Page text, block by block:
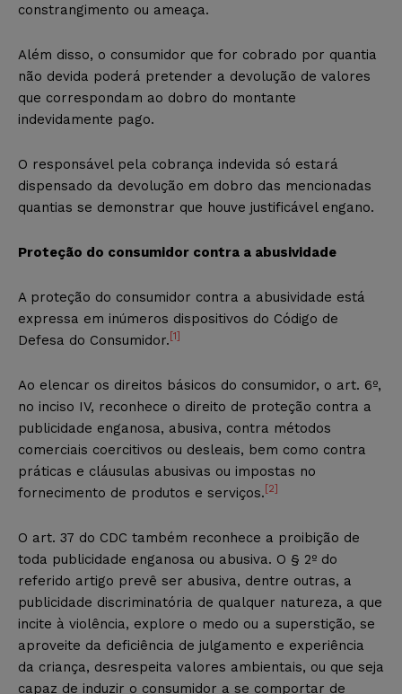
constrangimento ou ameaça.
Além disso, o consumidor que for cobrado por quantia
não devida poderá pretender a devolução de valores
que correspondam ao dobro do montante
indevidamente pago.
O responsável pela cobrança indevida só estará
dispensado da devolução em dobro das mencionadas
quantias se demonstrar que houve justificável engano.
Proteção do consumidor contra a abusividade
A proteção do consumidor contra a abusividade está
expressa em inúmeros dispositivos do Código de
Defesa do Consumidor. [1]
Ao elencar os direitos básicos do consumidor, o art. 6º,
no inciso IV, reconhece o direito de proteção contra a
publicidade enganosa, abusiva, contra métodos
comerciais coercitivos ou desleais, bem como contra
práticas e cláusulas abusivas ou impostas no
fornecimento de produtos e serviços. [2]
O art. 37 do CDC também reconhece a proibição de
toda publicidade enganosa ou abusiva. O § 2º do
referido artigo prevê ser abusiva, dentre outras, a
publicidade discriminatória de qualquer natureza, a que
incite à violência, explore o medo ou a superstição, se
aproveite da deficiência de julgamento e experiência
da criança, desrespeita valores ambientais, ou que seja
capaz de induzir o consumidor a se comportar de